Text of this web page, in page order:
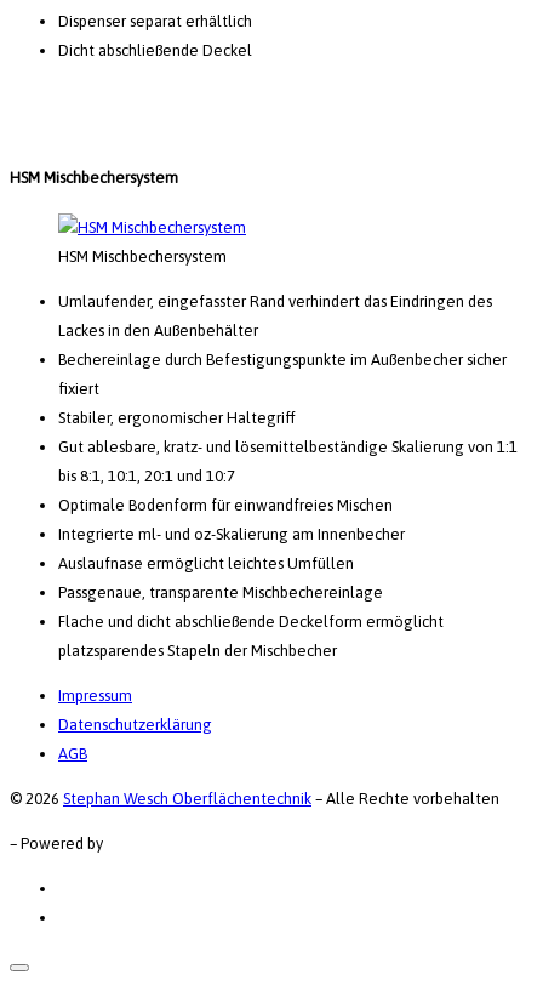
Dispenser separat erhältlich
Dicht abschließende Deckel
HSM Mischbechersystem
HSM Mischbechersystem
Umlaufender, eingefasster Rand verhindert das Eindringen des
Lackes in den Außenbehälter
Bechereinlage durch Befestigungspunkte im Außenbecher sicher
fixiert
Stabiler, ergonomischer Haltegriff
Gut ablesbare, kratz- und lösemittel­beständige Skalierung von 1:1
bis 8:1, 10:1, 20:1 und 10:7
Optimale Bodenform für einwandfreies Mischen
Integrierte ml- und oz-Skalierung am Innenbecher
Auslaufnase ermöglicht leichtes Umfüllen
Passgenaue, transparente Mischbechereinlage
Flache und dicht abschließende Deckelform ermöglicht
platzsparendes Stapeln der Mischbecher
Impressum
Datenschutzerklärung
AGB
© 2026 Stephan Wesch Oberflächentechnik – Alle Rechte vorbehalten
– Powered by